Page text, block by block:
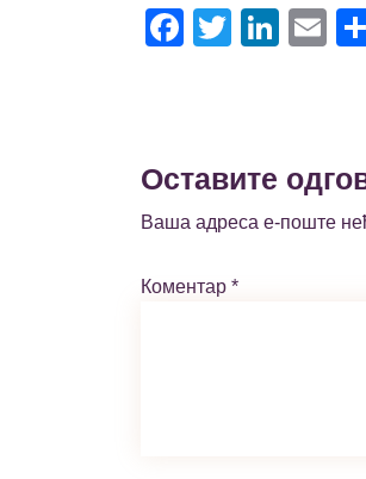
Facebook
Twitter
Оставите
Ваша адреса е-поште
Коментар *